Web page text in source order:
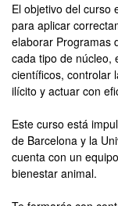
El objetivo del curso
para aplicar
elaborar Programas
cada tipo de núcleo,
científicos, controlar
ilícito y actuar con
Este curso está
de Barcelona y la
cuenta con un
bienestar animal.